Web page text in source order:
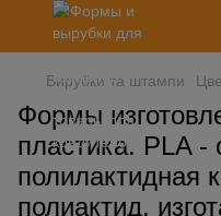
Вирубки та штампи
Формы
пластика. PLA
полилактидная
полиактид,